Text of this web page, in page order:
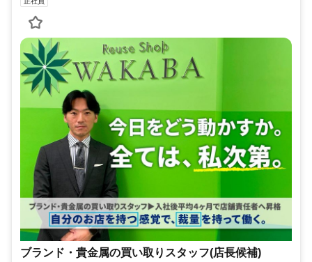
ブランド・貴金属の買い取りスタッフ(店長候補)